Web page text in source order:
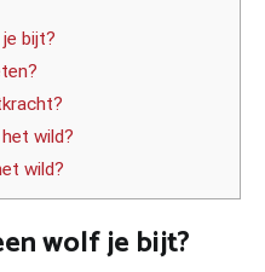
bijt?
wild?
wild?
wolf je bijt?